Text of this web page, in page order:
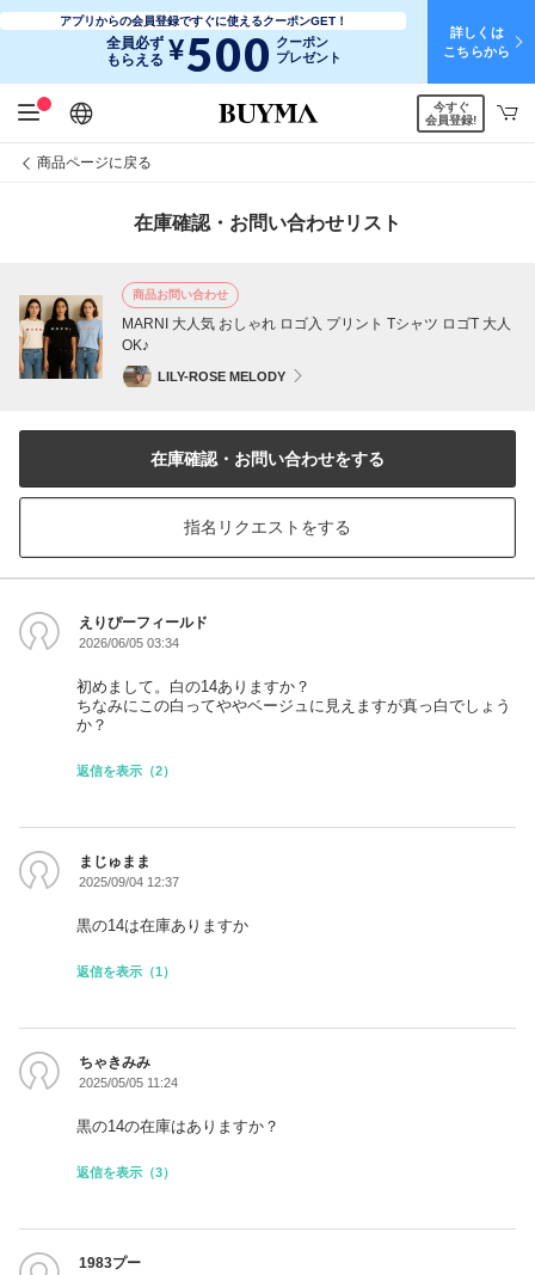
アプリからの会員登録ですぐに使えるクーポンGET！
全員必ず
もらえる ¥500 クーポン
プレゼント
詳しくは
こちらから
日本語
English
简体中文
繁體中文
今すぐ
会員登録!
商品ページに戻る
在庫確認・お問い合わせリスト
商品お問い合わせ
MARNI 大人気 おしゃれ ロゴ入 プリント Tシャツ ロゴT 大人
OK♪
LILY-ROSE MELODY
在庫確認・お問い合わせをする
指名リクエストをする
えりぴーフィールド
2026/06/05 03:34
初めまして。白の14ありますか？
ちなみにこの白ってややベージュに見えますが真っ白でしょう
か？
返信を表示（2）
まじゅまま
2025/09/04 12:37
黒の14は在庫ありますか
返信を表示（1）
ちゃきみみ
2025/05/05 11:24
黒の14の在庫はありますか？
返信を表示（3）
1983プー